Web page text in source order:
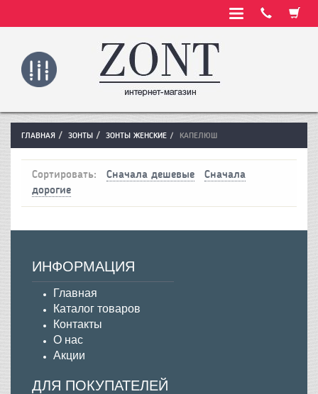
ГЛАВНАЯ ЗОНТЫ ЗОНТЫ ЖЕНСКИЕ КАПЕЛЮШ
Сортировать: Сначала дешевые
Сначала
дорогие
ИНФОРМАЦИЯ
Главная
Каталог товаров
Контакты
О нас
Акции
ДЛЯ ПОКУПАТЕЛЕЙ